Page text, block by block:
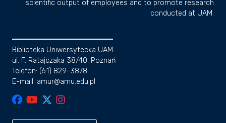
scientific output of employees and to promote research
conducted at UAM.
Biblioteka Uniwersytecka UAM
ul. F. Ratajczaka 38/40, Poznań
Telefon: (61) 829-3878
E-mail: amur@amu.edu.pl